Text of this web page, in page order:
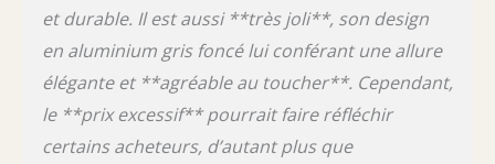
et durable. Il est aussi **très joli**, son design
en aluminium gris foncé lui conférant une allure
élégante et **agréable au toucher**. Cependant,
le **prix excessif** pourrait faire réfléchir
certains acheteurs, d’autant plus que